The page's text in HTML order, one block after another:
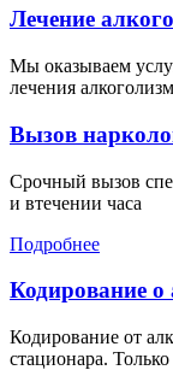
Лечение
Мы оказываем
лечения
Вызов
Срочный вызов
и втечении часа
Подробнее
Кодирование о
Кодирование от
стационара.